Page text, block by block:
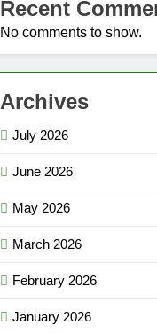
Recent
No comments to show.
Archives
July 2026
June 2026
May 2026
March 2026
February 2026
January 2026